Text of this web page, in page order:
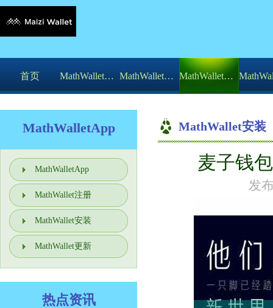
首页 MathWalletApp MathWallet注册 MathWallet安装
MathWalletApp
MathWalletApp
MathWallet注册
MathWallet安装
MathWallet更新
热点资讯
MathWallet安装
你的位
麦子钱
发